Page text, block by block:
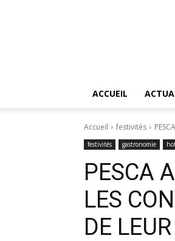
ACCUEIL
Accueil festivités
festivités gastronomie
PESCA
LES
DE